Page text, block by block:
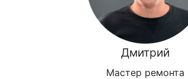
Дмитрий
Мастер ремонта